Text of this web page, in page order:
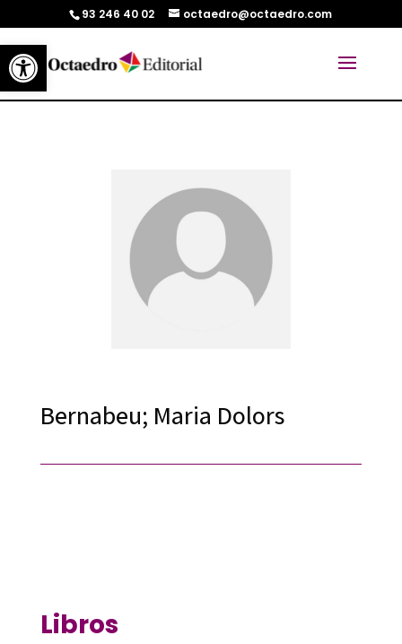
Abrir barra de herramientas
93 246 40 02 octaedro@octaedro.com
Bernabeu; Maria Dolors
Libros